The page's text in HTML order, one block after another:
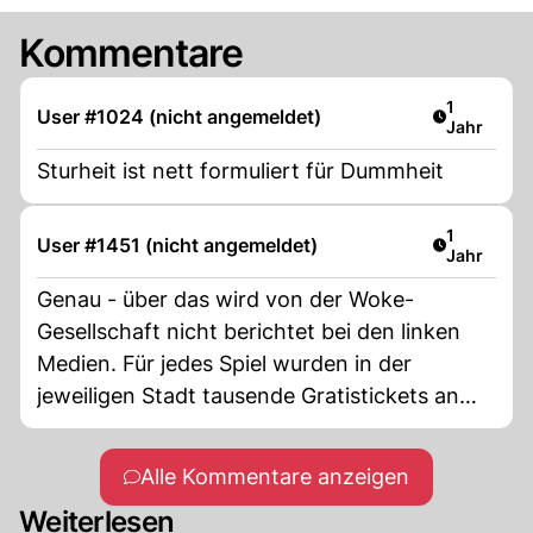
Kommentare
User #1024 (nicht angemeldet) Artikel
1
Jahr
Sturheit ist nett formuliert für Dummheit
User #1451 (nicht angemeldet) Artikel
1
Jahr
Genau - über das wird von der Woke-
Gesellschaft nicht berichtet bei den linken
Medien. Für jedes Spiel wurden in der
jeweiligen Stadt tausende Gratistickets an
Schulhäuser verschenkt und es ist ein
Pflichttermin!
Alle Kommentare anzeigen
Weiterlesen